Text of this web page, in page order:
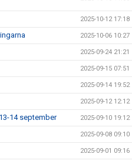
2025-10-12 17:18
2025-10-06 10:27
2025-09-24 21:21
2025-09-15 07:51
2025-09-14 19:52
2025-09-12 12:12
14 september 2025-09-10 19:12
2025-09-08 09:10
2025-09-01 09:16